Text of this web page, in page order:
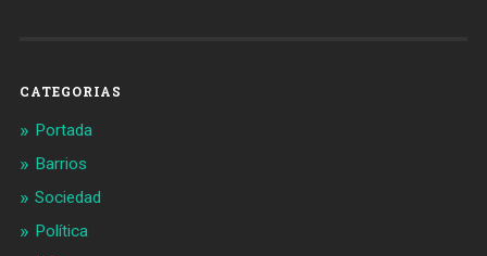
CATEGORIAS
Portada
Barrios
Sociedad
Política